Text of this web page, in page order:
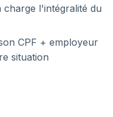
l'intégralité du
CPF + employeur
situation